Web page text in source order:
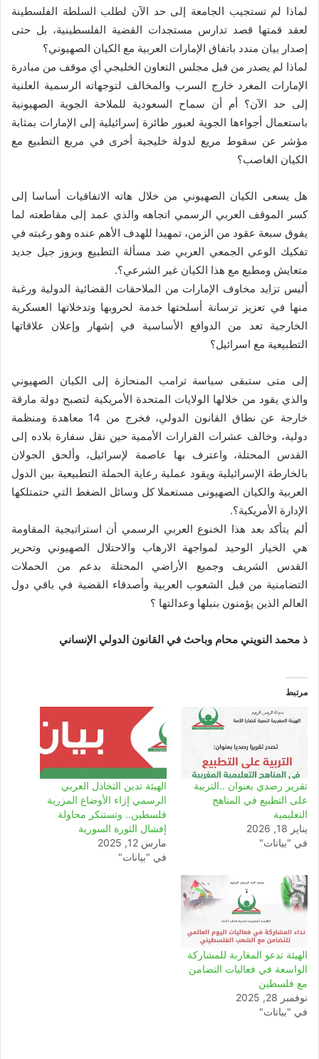
لماذا لم تستجيب الجامعة إلى حد الآن لطلب السلطة الفلسطينة
لعقد قمتها قصد تدارس مستجدات القضية الفلسطينية، بل حتى
إصدار بيان مندد باتفاق الإمارات العربية مع الكيان الصهيوني؟
لماذا لم يصدر من قبل مجلس التعاون الخليجي أي موقف من مبادرة
الإمارات المغرد خارج السرب والمخالف لتوجهاته الرسمية العلنية
إلى حد الآن؟ أم أن سماح السعودية للملاحة الجوية الصهيونية
باستعمال أجواءها الجوية لعبور طائرة إسرائيلية إلى الإمارات بمثابة
مؤشر عن سقوط مريع لدولة خليجية أخرى في مربع التطبيع مع
الكيان الغاصب؟
هل يسعى الكيان الصهيوني من خلال هاته الاتفاقيات أساسا إلى
كسر الموقف العربي الرسمي اتجاهه والذي عمد إلى مقاطعته لما
يفوق سبعة عقود من الزمن، تمهيدا للهدف الأهم عنده وهو رغبته في
تفكيك الوعي الجمعي العربي ضد مسألة التطبيع وبروز جيل جديد
متعايش ومطبع مع هذا الكيان غير الشرعي؟.
أليس تزايد مخاوف الإمارات من الملاحقات القضائية الدولية ورغبة
منها في تعزيز ترسانة أسلحتها خدمة لحروبها وتدخلاتها العسكرية
الخارجية تعد من الدوافع الأساسية في إشهار وإعلان علاقاتها
التطبيعية مع اسرائيل؟
إلى متى ستبقى سياسة ترامب المنحازة إلى الكيان الصهيوني
والذي يقود من خلالها الولايات المتحدة الأمريكية لتصبح دولة مارقة
خارجة عن نطاق القانون الدولي، فخرج من 14 معاهدة ومنظمة
دولية، وخالف عشرات القرارات الأممية حين نقل سفارة بلاده إلى
القدس المحتلة، واعترف بها عاصمة لإسرائيل، وألحق الجولان
بالخارطة الإسرائيلية ويقود عملية رعاية الحملة التطبيعية بين الدول
العربية والكيان الصهيونى مستعملا كل وسائل الضغط التي حتمتلكها
الإدارة الأمريكية؟.
ألم يتأكد بعد هذا الخنوع العربي الرسمي أن استراتيجية المقاومة
هي الخيار الوحيد لمواجهة الارهاب والاحتلال الصهيوني وتحرير
القدس الشريف وجميع الأراضي المحتلة بدعم من الحملات
التضامنية من قبل الشعوب العربية وأصدقاء القضية في باقي دول
العالم الذين يؤمنون بنبلها وعدالتها ؟
ذ محمد النويني محام وباحث في القانون الدولي الإنساني
مرتبط
تقرير رصدي بعنوان ..التربية
على التطبيع في المناهج
التعليمية
يناير 18, 2026
في "بيانات"
الهيئة تدين التخاذل العربي
الرسمي إزاء الأوضاع المزرية
فلسطين.. وتستنكر محاولة
إفشال الثورة السورية
مارس 12, 2025
في "بيانات"
الهيئة تدعو المغاربة للمشاركة
الواسعة في فعاليات التضامن
مع فلسطين
نوفمبر 28, 2025
في "بيانات"